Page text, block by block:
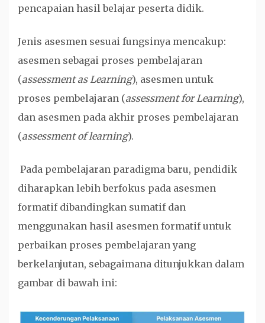
pencapaian hasil belajar peserta didik.
Jenis asesmen sesuai fungsinya mencakup:
asesmen sebagai proses pembelajaran
(assessment as Learning), asesmen untuk
proses pembelajaran (assessment for Learning),
dan asesmen pada akhir proses pembelajaran
(assessment of learning).
Pada pembelajaran paradigma baru, pendidik
diharapkan lebih berfokus pada asesmen
formatif dibandingkan sumatif dan
menggunakan hasil asesmen formatif untuk
perbaikan proses pembelajaran yang
berkelanjutan, sebagaimana ditunjukkan dalam
gambar di bawah ini: